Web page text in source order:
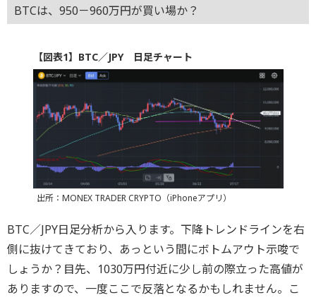
BTCは、950－960万円が買い場か？
【図表1】BTC／JPY 日足チャート
出所：MONEX TRADER CRYPTO（iPhoneアプリ）
BTC／JPY日足分析から入ります。下降トレンドラインを右
側に抜けてきており、あっという間にボトムアウト示唆で
しょうか？目先、1030万円付近に少し前の際立った高値が
ありますので、一度ここで反落となるかもしれません。こ